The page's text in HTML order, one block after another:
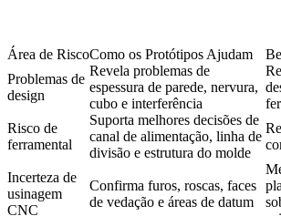
Área de RiscoComo os Protótipos Ajudam
Problemas de
design
Revela problemas de
espessura de parede, nervura,
cubo e interferência
Risco de
ferramental
Suporta melhores decisões de
canal de alimentação, linha de
divisão e estrutura do molde
Incerteza de
usinagem
CNC
Confirma furos, roscas, faces
de vedação e áreas de datum